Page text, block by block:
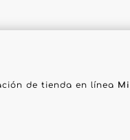
de tienda en línea